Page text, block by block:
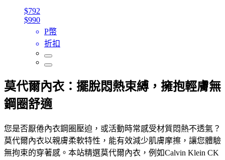
$792
$990
P幣
折扣
莫代爾內衣：擺脫悶熱束縛，擁抱輕膚無
鋼圈舒適
您是否厭倦內衣鋼圈壓迫，或活動時常感受材質悶熱不透氣？
莫代爾內衣以親膚柔軟特性，能有效減少肌膚摩擦，讓您體驗
無拘束的穿著感。本站精選莫代爾內衣，例如Calvin Klein CK